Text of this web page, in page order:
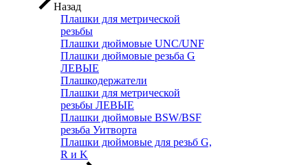
Назад
Плашки для метрической
резьбы
Плашки дюймовые UNC/UNF
Плашки дюймовые резьба G
ЛЕВЫЕ
Плашкодержатели
Плашки для метрической
резьбы ЛЕВЫЕ
Плашки дюймовые BSW/BSF
резьба Уитворта
Плашки дюймовые для резьб G,
R и K